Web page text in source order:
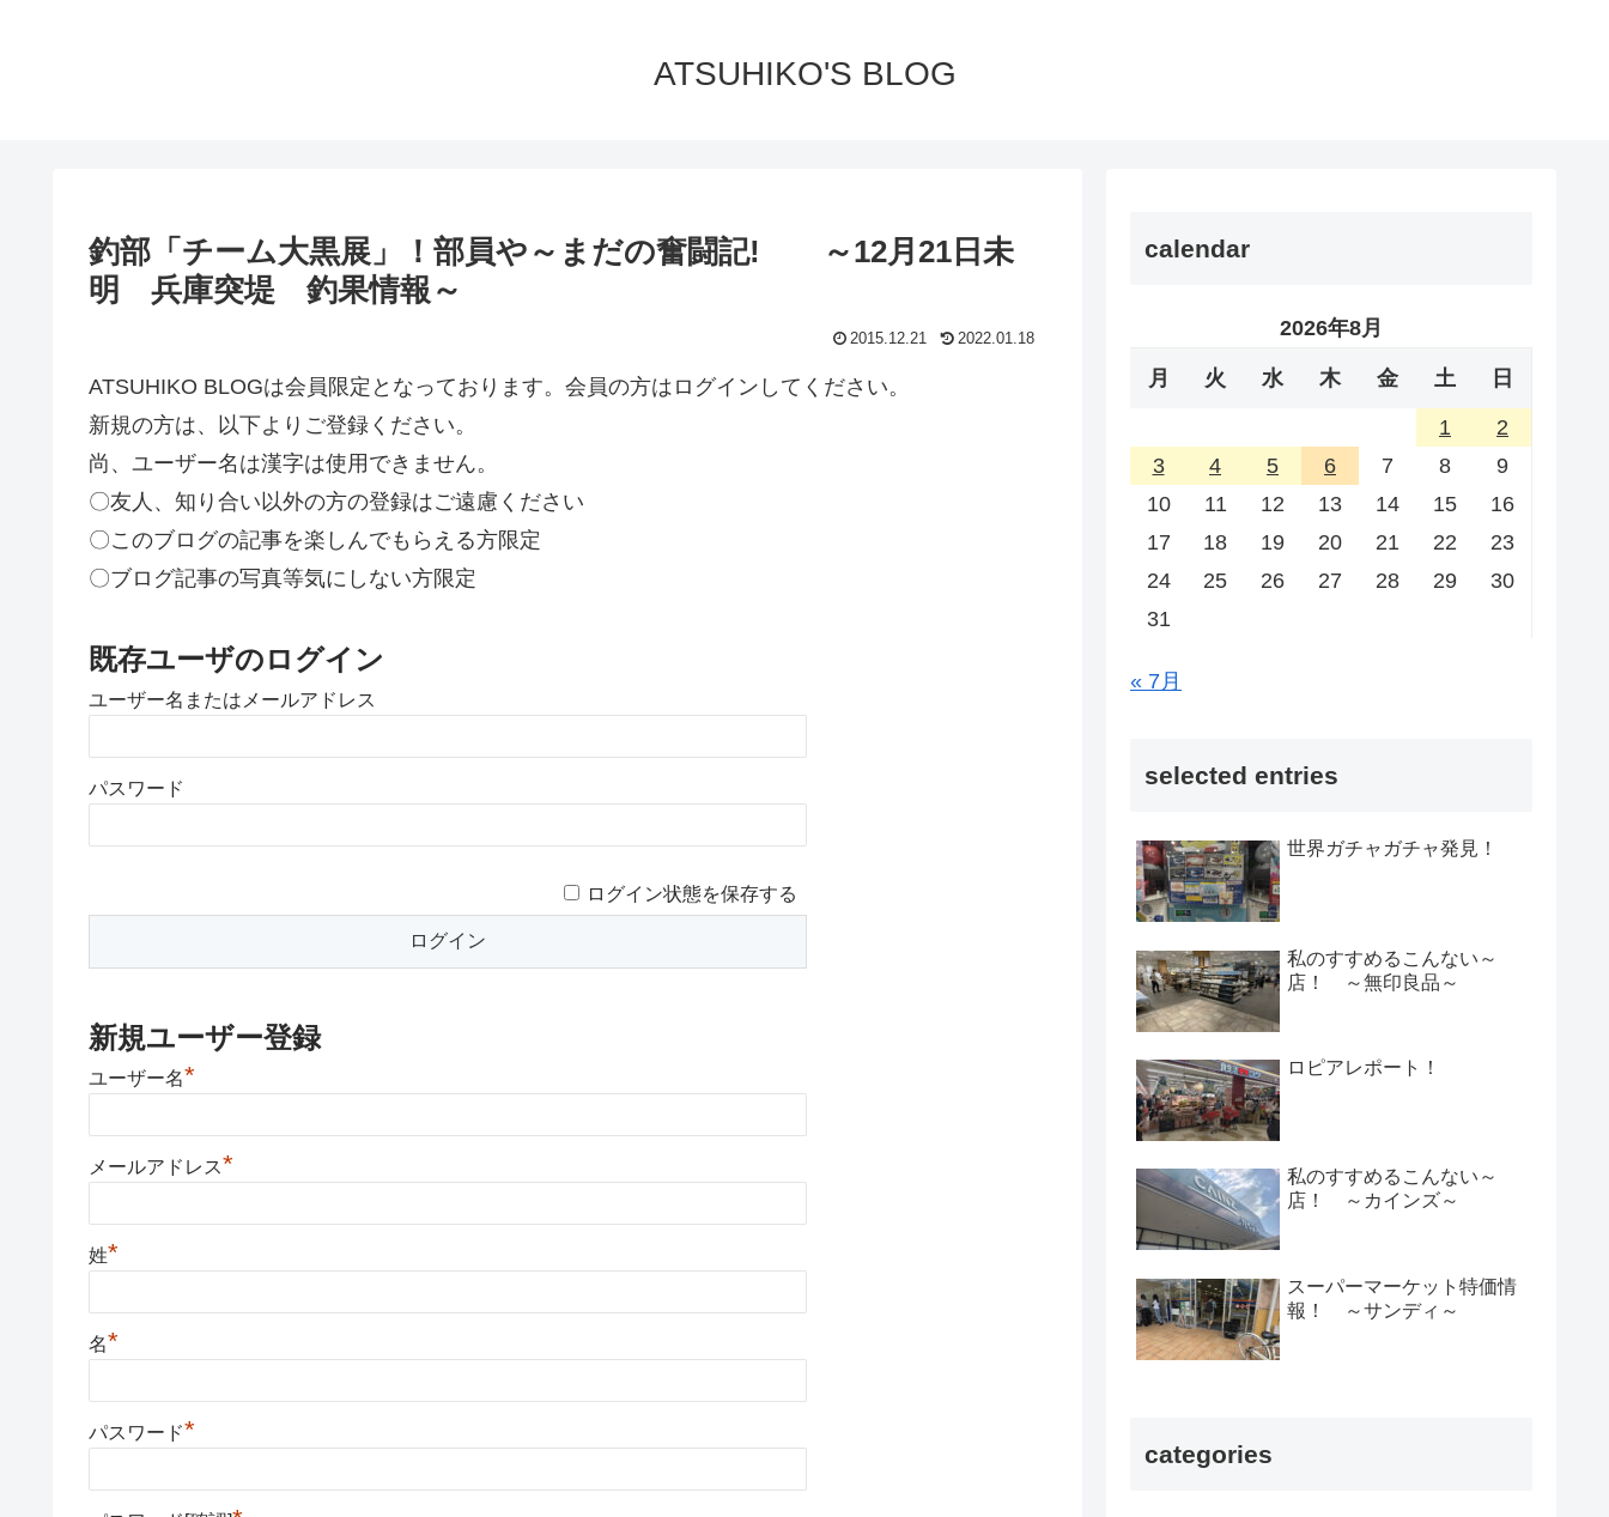
ATSUHIKO'S BLOG
釣部「チーム大黒展」！部員や～まだの奮闘記! ～12月21日未
明 兵庫突堤 釣果情報～
2015.12.21 2022.01.18
ATSUHIKO BLOGは会員限定となっております。会員の方はログインしてください。
新規の方は、以下よりご登録ください。
尚、ユーザー名は漢字は使用できません。
〇友人、知り合い以外の方の登録はご遠慮ください
〇このブログの記事を楽しんでもらえる方限定
〇ブログ記事の写真等気にしない方限定
既存ユーザのログイン
ユーザー名またはメールアドレス
パスワード
ログイン状態を保存する
新規ユーザー登録
ユーザー名*
メールアドレス*
姓*
名*
パスワード*
calendar
2026年8月
月 火 水 木 金 土 日
1
2
3
4 5 6 7 8
9
10
11 12 13 14 15
16
17
18 19 20 21 22
23
24
25 26 27 28 29
30
31
« 7月
selected entries
世界ガチャガチャ発見！
私のすすめるこんない～
店！ ～無印良品～
ロピアレポート！
私のすすめるこんない～
店！ ～カインズ～
スーパーマーケット特価情
報！ ～サンディ～
categories